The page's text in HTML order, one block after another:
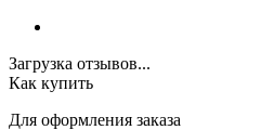
Загрузка отзывов...
Как купить
Для оформления заказа